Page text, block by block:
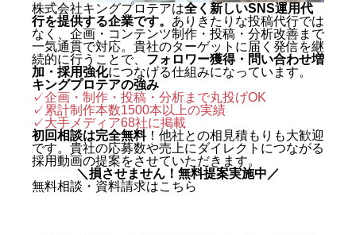
株式会社キングプロテアは全く新しいSNS運用代
行を提供する企業です。 ありきたりな投稿代行では
なく、企画・コンテンツ制作・投稿・分析改善まで
一気通貫で対応。貴社のターゲットに届く発信を継
続的に行うことで、 フォロワー獲得・問い合わせ増
加・採用強化につなげる仕組みになっています。
キングプロテアの強み
✓企画・制作・投稿・分析まで丸投げOK
✓累計制作本数1500本以上の実績
✓大手メディア68社に掲載
初回相談は完全無料！他社との相見積もりも大歓迎
です。貴社の応募数や売上にダイレクトにつながる
採用動画の提案をさせていただきます。
＼損させません！無料提案実施中／
無料相談・資料請求はこちら